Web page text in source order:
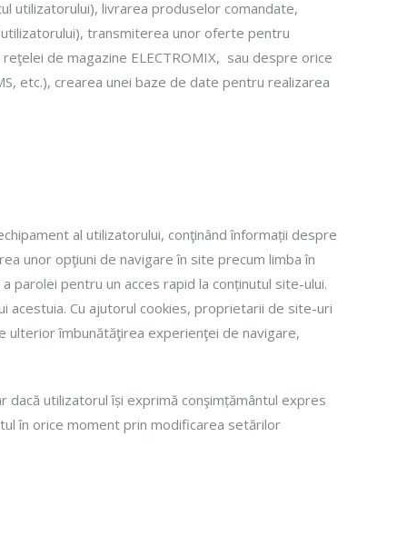
utilizatorului), livrarea produselor comandate,
transmiterea unor oferte pentru
de magazine ELECTROMIX, sau despre orice
etc.), crearea unei baze de date pentru realizarea
al utilizatorului, conţinând înformații despre
unor opţiuni de navigare în site precum limba în
parolei pentru un acces rapid la conținutul site-ului.
acestuia. Cu ajutorul cookies, proprietarii de site-uri
ulterior îmbunătăţirea experienţei de navigare,
utilizatorul își exprimă conşimțământul expres
în orice moment prin modificarea setărilor